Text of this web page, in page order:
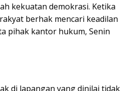
kekuatan demokrasi. Ketika
berhak mencari keadilan
pihak kantor hukum, Senin
di lapangan yang dinilai tidak